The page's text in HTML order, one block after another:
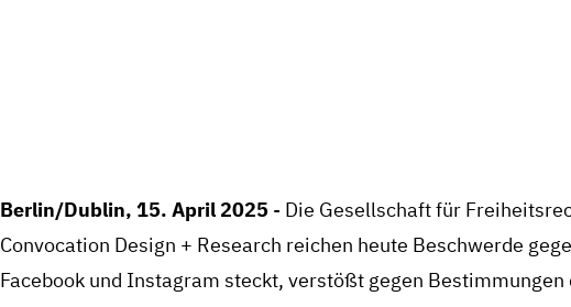
Berlin/Dublin, 15. April 2025 - Die Gesellschaft für
Convocation Design + Research reichen heute Beschwerde
Facebook und Instagram steckt, verstößt gegen Bestimmungen